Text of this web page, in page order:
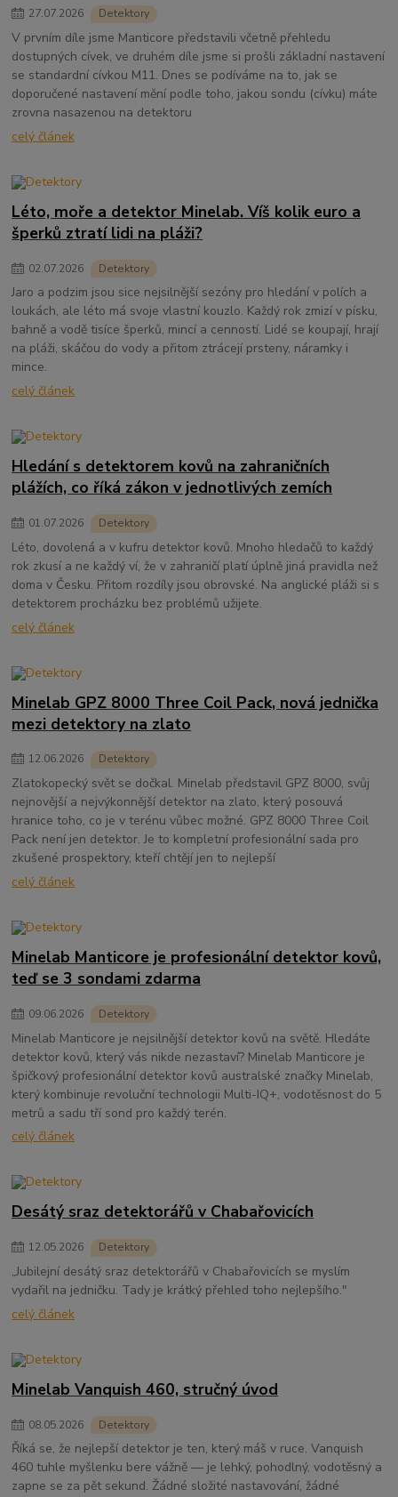
27.07.2026 Detektory
V prvním díle jsme Manticore představili včetně přehledu
dostupných cívek, ve druhém díle jsme si prošli základní nastavení
se standardní cívkou M11. Dnes se podíváme na to, jak se
doporučené nastavení mění podle toho, jakou sondu (cívku) máte
zrovna nasazenou na detektoru
celý článek
Léto, moře a detektor Minelab. Víš kolik euro a
šperků ztratí lidi na pláži?
02.07.2026 Detektory
Jaro a podzim jsou sice nejsilnější sezóny pro hledání v polích a
loukách, ale léto má svoje vlastní kouzlo. Každý rok zmizí v písku,
bahně a vodě tisíce šperků, mincí a cenností. Lidé se koupají, hrají
na pláži, skáčou do vody a přitom ztrácejí prsteny, náramky i
mince.
celý článek
Hledání s detektorem kovů na zahraničních
plážích, co říká zákon v jednotlivých zemích
01.07.2026 Detektory
Léto, dovolená a v kufru detektor kovů. Mnoho hledačů to každý
rok zkusí a ne každý ví, že v zahraničí platí úplně jiná pravidla než
doma v Česku. Přitom rozdíly jsou obrovské. Na anglické pláži si s
detektorem procházku bez problémů užijete.
celý článek
Minelab GPZ 8000 Three Coil Pack, nová jednička
mezi detektory na zlato
12.06.2026 Detektory
Zlatokopecký svět se dočkal. Minelab představil GPZ 8000, svůj
nejnovější a nejvýkonnější detektor na zlato, který posouvá
hranice toho, co je v terénu vůbec možné. GPZ 8000 Three Coil
Pack není jen detektor. Je to kompletní profesionální sada pro
zkušené prospektory, kteří chtějí jen to nejlepší
celý článek
Minelab Manticore je profesionální detektor kovů,
teď se 3 sondami zdarma
09.06.2026 Detektory
Minelab Manticore je nejsilnější detektor kovů na světě. Hledáte
detektor kovů, který vás nikde nezastaví? Minelab Manticore je
špičkový profesionální detektor kovů australské značky Minelab,
který kombinuje revoluční technologii Multi-IQ+, vodotěsnost do 5
metrů a sadu tří sond pro každý terén.
celý článek
Desátý sraz detektorářů v Chabařovicích
12.05.2026 Detektory
„Jubilejní desátý sraz detektorářů v Chabařovicích se myslím
vydařil na jedničku. Tady je krátký přehled toho nejlepšího."
celý článek
Minelab Vanquish 460, stručný úvod
08.05.2026 Detektory
Říká se, že nejlepší detektor je ten, který máš v ruce. Vanquish
460 tuhle myšlenku bere vážně — je lehký, pohodlný, vodotěsný a
zapne se za pět sekund. Žádné složité nastavování, žádné